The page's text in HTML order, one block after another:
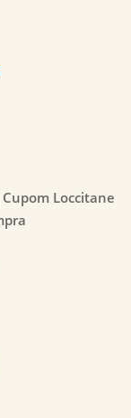
Loccitane